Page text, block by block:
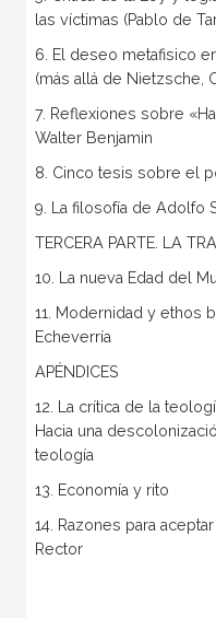
las víctimas (Pablo de
6. El deseo metafisico
(más allá de Nietzsche,
7. Reflexiones sobre
Walter Benjamin
8. Cinco tesis sobre el
9. La filosofía de Adolfo
TERCERA PARTE. LA
10. La nueva Edad del
11. Modernidad y ethos
Echeverría
APÉNDICES
12. La crítica de la
Hacia una
teología
13. Economía y rito
14. Razones para
Rector